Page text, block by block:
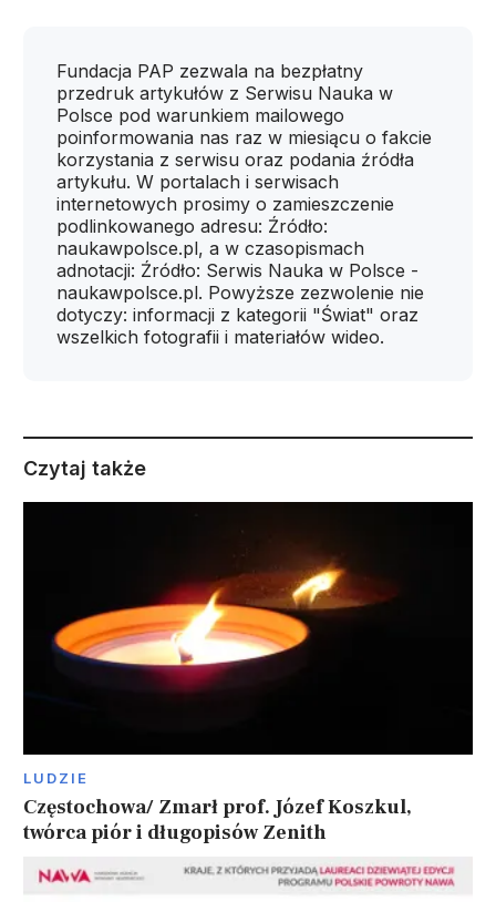
Fundacja PAP zezwala na bezpłatny
przedruk artykułów z Serwisu Nauka w
Polsce pod warunkiem mailowego
poinformowania nas raz w miesiącu o fakcie
korzystania z serwisu oraz podania źródła
artykułu. W portalach i serwisach
internetowych prosimy o zamieszczenie
podlinkowanego adresu: Źródło:
naukawpolsce.pl, a w czasopismach
adnotacji: Źródło: Serwis Nauka w Polsce -
naukawpolsce.pl. Powyższe zezwolenie nie
dotyczy: informacji z kategorii "Świat" oraz
wszelkich fotografii i materiałów wideo.
Czytaj także
LUDZIE
Częstochowa/ Zmarł prof. Józef Koszkul,
twórca piór i długopisów Zenith